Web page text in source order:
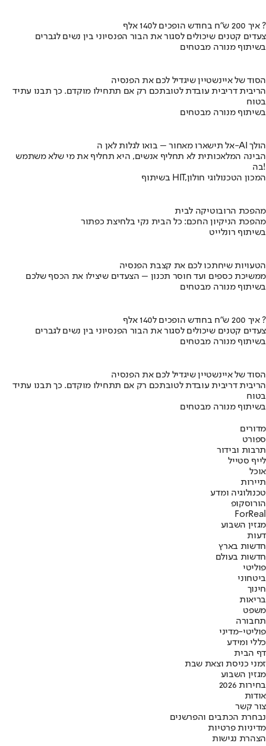
איך 200 ש"ח בחודש הופכים ל140 אלף ?
צעדים קטנים שיכולים לסגור את הבור הפנסיוני בין נשים לגברים
בשיתוף מנורה מבטחים
הסוד של איינשטיין שיגדיל לכם את הפנסיה
הריבית דריבית עובדת לטובתכם רק אם תתחילו מוקדם. כך תבנו עתיד
בטוח
בשיתוף מנורה מבטחים
אל תישארו מאחור – בואו לגלות לאן ה-AI הולך
הבינה המלאכותית לא תחליף אנשים, היא תחליף את מי שלא משתמש
בה!
בשיתוף HIT,המכון הטכנולוגי חולון
מהפכת הרובוטיקה לבית
מהפכת הניקיון החכם: כל הבית נקי בלחיצת כפתור
בשיתוף רונלייט
הטעויות שיחתכו לכם את קצבת הפנסיה
ממשיכת כספים ועד חוסר תכנון – הצעדים שיצילו את הכסף שלכם
בשיתוף מנורה מבטחים
איך 200 ש"ח בחודש הופכים ל140 אלף ?
צעדים קטנים שיכולים לסגור את הבור הפנסיוני בין נשים לגברים
בשיתוף מנורה מבטחים
הסוד של איינשטיין שיגדיל לכם את הפנסיה
הריבית דריבית עובדת לטובתכם רק אם תתחילו מוקדם. כך תבנו עתיד
בטוח
בשיתוף מנורה מבטחים
מדורים
ספורט
תרבות ובידור
לייף סטייל
אוכל
תיירות
טכנולוגיה ומדע
הורוסקופ
ForReal
מגזין השבוע
דעות
חדשות בארץ
חדשות בעולם
פוליטי
ביטחוני
חינוך
בריאות
משפט
תחבורה
פוליטי-מדיני
כללי ומידע
דף הבית
זמני כניסת וצאת שבת
מגזין השבוע
בחירות 2026
אודות
צור קשר
נבחרת הכתבים והפרשנים
מדיניות פרטיות
הצהרת נגישות